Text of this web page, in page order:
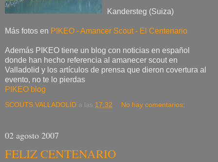
Kandersteg (Suiza)
Más fotos en PIKEO - Amancer Scout - El Centenario
Además PIKEO tiene un blog con noticias en español
donde han hecho referencia al amanecer scout en
Valladolid y los artículos de prensa que dieron covertura al
evento, no te lo pierdas
PIKEO blog
SCOUTS VALLADOLID a las 17:32 No hay comentarios:
02 agosto 2007
FELIZ CENTENARIO